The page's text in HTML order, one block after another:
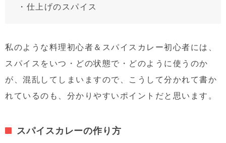
・仕上げのスパイス
私のような料理初心者＆スパイスカレー初心者には、
スパイスをいつ・どの状態で・どのように使うのか
が、混乱してしまいますので、こうして分かれて書か
れているのも、分かりやすいポイントだと思います。
スパイスカレーの作り方